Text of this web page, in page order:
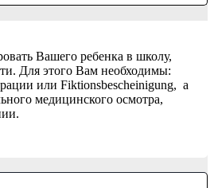
Вашего ребенка в школу,
Для этого Вам необходимы:
или Fiktionsbescheinigung, а
медицинского осмотра,